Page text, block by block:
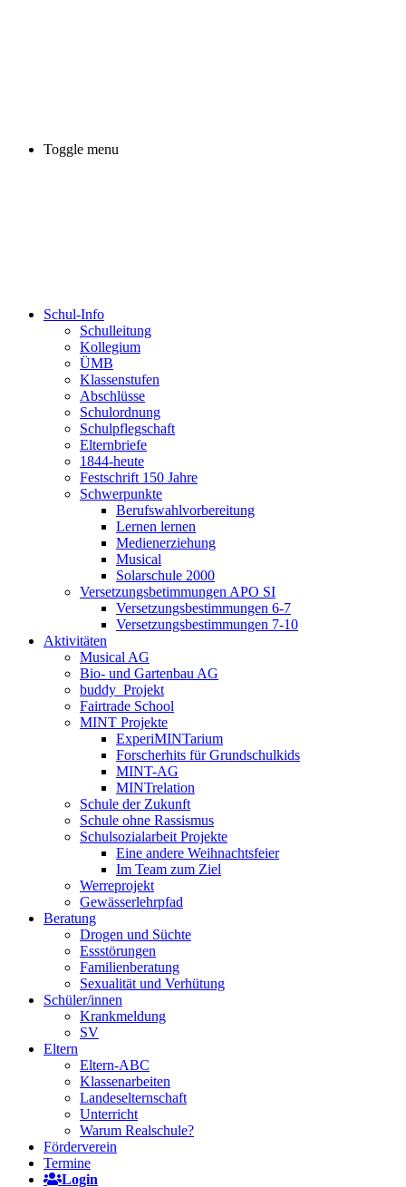
Toggle menu
Schul-Info
Schulleitung
Kollegium
ÜMB
Klassenstufen
Abschlüsse
Schulordnung
Schulpflegschaft
Elternbriefe
1844-heute
Festschrift 150 Jahre
Schwerpunkte
Berufswahlvorbereitung
Lernen lernen
Medienerziehung
Musical
Solarschule 2000
Versetzungsbetimmungen APO SI
Versetzungsbestimmungen 6-7
Versetzungsbestimmungen 7-10
Aktivitäten
Musical AG
Bio- und Gartenbau AG
buddy_Projekt
Fairtrade School
MINT Projekte
ExperiMINTarium
Forscherhits für Grundschulkids
MINT-AG
MINTrelation
Schule der Zukunft
Schule ohne Rassismus
Schulsozialarbeit Projekte
Eine andere Weihnachtsfeier
Im Team zum Ziel
Werreprojekt
Gewässerlehrpfad
Beratung
Drogen und Süchte
Essstörungen
Familienberatung
Sexualität und Verhütung
Schüler/innen
Krankmeldung
SV
Eltern
Eltern-ABC
Klassenarbeiten
Landeselternschaft
Unterricht
Warum Realschule?
Förderverein
Termine
Login